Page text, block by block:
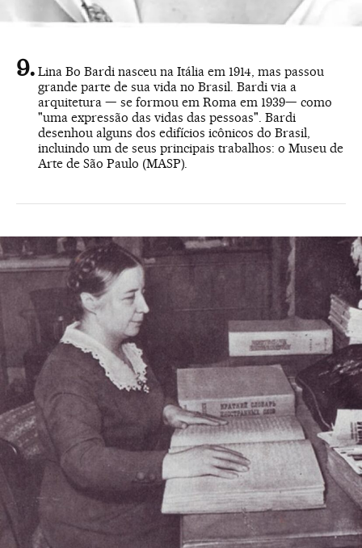
Lina Bo Bardi nasceu na Itália em 1914, mas passou
grande parte de sua vida no Brasil. Bardi via a
arquitetura — se formou em Roma em 1939— como
"uma expressão das vidas das pessoas". Bardi
desenhou alguns dos edifícios icônicos do Brasil,
incluindo um de seus principais trabalhos: o Museu de
Arte de São Paulo (MASP).